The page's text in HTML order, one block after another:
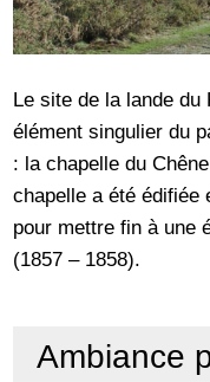
Le site de la lande
élément singulier du
: la chapelle du
chapelle a été
pour mettre fin à une
(1857 – 1858).
Ambiance